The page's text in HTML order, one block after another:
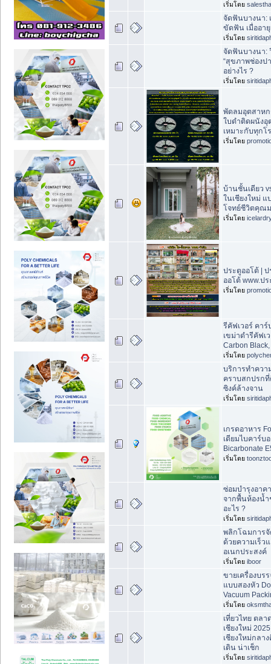
เริ่มโดย
จัดฟันบางนา:
ขัดฟัน เมื่ออายุ
เริ่มโดย
จัดฟันบางนา:
“สุขภาพช่องป
อย่างไร ?
เริ่มโดย
พัดลมอุตสาห
ใบดำติดผนังอุ
เหมาะกับทุกโ
เริ่มโดย
บ้านชั้นเดียว
ในเชียงใหม่
โจทย์ชีวิตคุณ
เริ่มโดย
ประตูออโต้ |
ออโต้ www.ป
เริ่มโดย
รีคัฟเวอร์ คา
เขม่าดำรีคัฟเ
Carbon
เริ่มโดย
บริการทำควา
คราบสกปรก
ซิงค์ล้างจาน
เริ่มโดย
เกรดอาหาร
เดียมไบคาร์บ
Bicarbonate
เริ่มโดย
ซ่อมบำรุงอาค
จากพื้นห้องน้ำ
อะไร ?
เริ่มโดย
พลิกโฉมการ
ด้วยความเร็ว
อเนกประสงค์
เริ่มโดย iboor
ขายเครื่องบร
แบบสองหัว
Vacuum
เริ่มโดย
เที่ยวไทย ตล
เชียงใหม่
เชียงใหม่กลา
เดิน น่าเช็ก
เริ่มโดย